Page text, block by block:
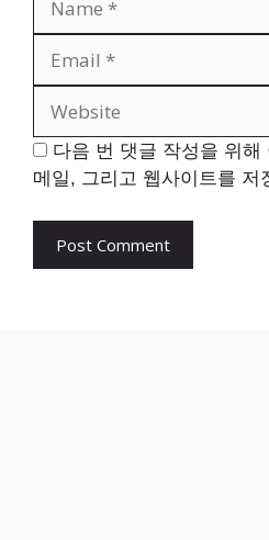
다음 번 댓글 작성을 위해
메일, 그리고 웹사이트를 저